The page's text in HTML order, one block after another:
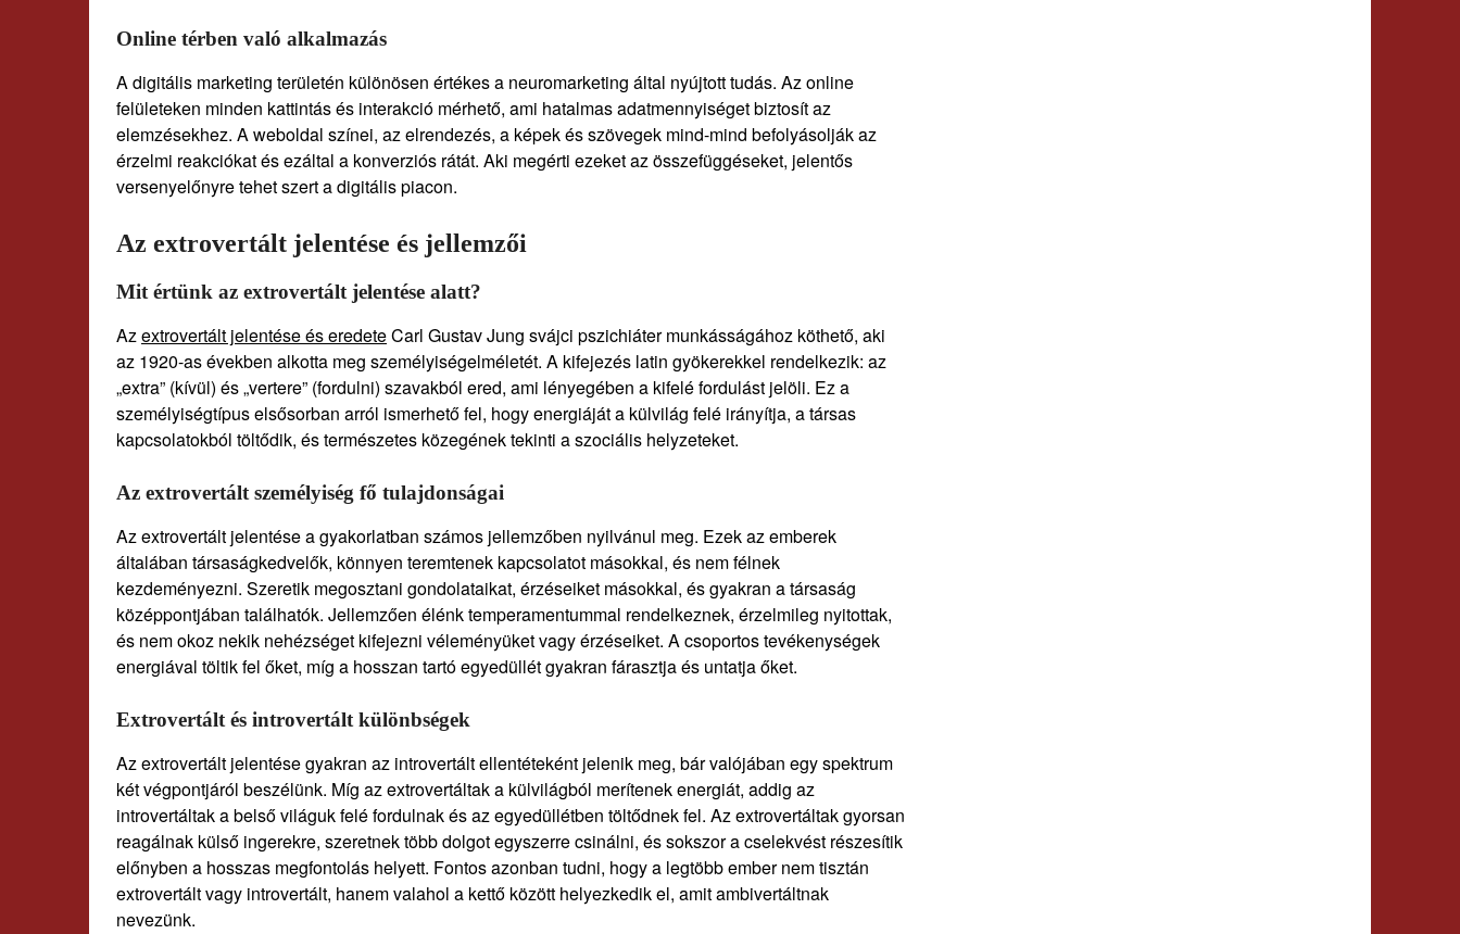
Online térben való alkalmazás
A digitális marketing területén különösen értékes a neuromarketing által nyújtott tudás. Az online
felületeken minden kattintás és interakció mérhető, ami hatalmas adatmennyiséget biztosít az
elemzésekhez. A weboldal színei, az elrendezés, a képek és szövegek mind-mind befolyásolják az
érzelmi reakciókat és ezáltal a konverziós rátát. Aki megérti ezeket az összefüggéseket, jelentős
versenyelőnyre tehet szert a digitális piacon.
Az extrovertált jelentése és jellemzői
Mit értünk az extrovertált jelentése alatt?
Azextrovertált jelentése és eredeteCarl Gustav Jung svájci pszichiáter munkásságához köthető, aki
az 1920-as években alkotta meg személyiségelméletét. A kifejezés latin gyökerekkel rendelkezik: az
„extra” (kívül) és „vertere” (fordulni) szavakból ered, ami lényegében a kifelé fordulást jelöli. Ez a
személyiségtípus elsősorban arról ismerhető fel, hogy energiáját a külvilág felé irányítja, a társas
kapcsolatokból töltődik, és természetes közegének tekinti a szociális helyzeteket.
Az extrovertált személyiség fő tulajdonságai
Az extrovertált jelentése a gyakorlatban számos jellemzőben nyilvánul meg. Ezek az emberek
általában társaságkedvelők, könnyen teremtenek kapcsolatot másokkal, és nem félnek
kezdeményezni. Szeretik megosztani gondolataikat, érzéseiket másokkal, és gyakran a társaság
középpontjában találhatók. Jellemzően élénk temperamentummal rendelkeznek, érzelmileg nyitottak,
és nem okoz nekik nehézséget kifejezni véleményüket vagy érzéseiket. A csoportos tevékenységek
energiával töltik fel őket, míg a hosszan tartó egyedüllét gyakran fárasztja és untatja őket.
Extrovertált és introvertált különbségek
Az extrovertált jelentése gyakran az introvertált ellentéteként jelenik meg, bár valójában egy spektrum
két végpontjáról beszélünk. Míg az extrovertáltak a külvilágból merítenek energiát, addig az
introvertáltak a belső világuk felé fordulnak és az egyedüllétben töltődnek fel. Az extrovertáltak gyorsan
reagálnak külső ingerekre, szeretnek több dolgot egyszerre csinálni, és sokszor a cselekvést részesítik
előnyben a hosszas megfontolás helyett. Fontos azonban tudni, hogy a legtöbb ember nem tisztán
extrovertált vagy introvertált, hanem valahol a kettő között helyezkedik el, amit ambivertáltnak
nevezünk.